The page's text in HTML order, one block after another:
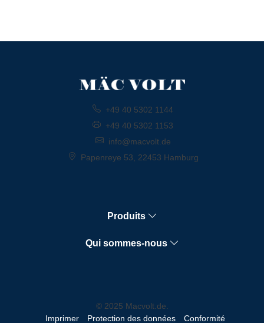
+49 40 5302 1144
+49 40 5302 1153
info@macvolt.de
Papenreye 53, 22453 Hamburg
Produits
Qui sommes-nous
© 2025 Macvolt.de.
Imprimer
Protection des données Conformité